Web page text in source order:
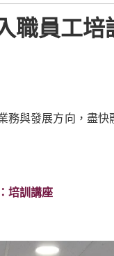
職員工培
與發展方向，盡
培訓講座